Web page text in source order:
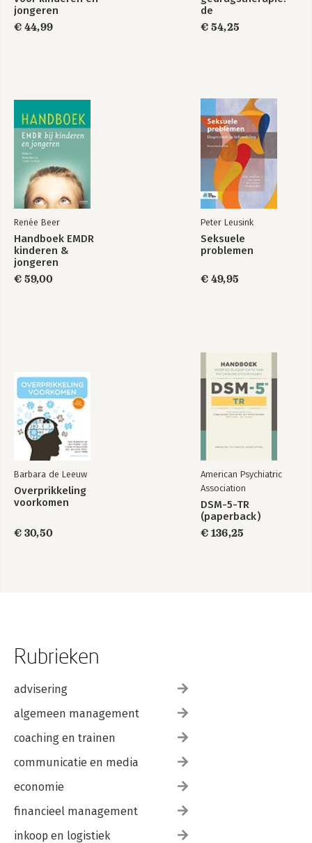
angststoornissen
bij kinderen en
jongeren
Leerboek
psychotherapie
Bekijk alle boeken
jongeren
€ 44,99
de
basisvaardigheden
(herziening)
€ 54,25
Renée Beer
Handboek EMDR
kinderen &
jongeren
€ 59,00
Peter Leusink
Seksuele
problemen
€ 49,95
Barbara de Leeuw
Overprikkeling
voorkomen
€ 30,50
American Psychiatric
Association
DSM-5-TR
(paperback)
€ 136,25
Rubrieken
advisering
algemeen management
coaching en trainen
communicatie en media
economie
financieel management
inkoop en logistiek